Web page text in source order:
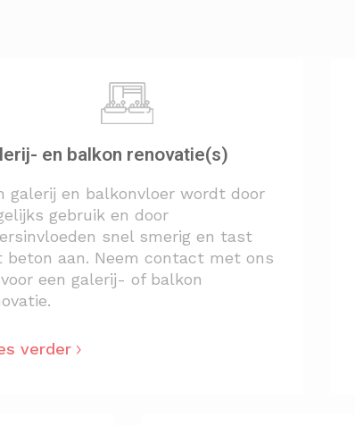
en balkon renovatie(s)
galerij en balkonvloer wordt door
gebruik en door
snel smerig en tast
beton aan. Neem contact met ons
een galerij- of balkon
verder